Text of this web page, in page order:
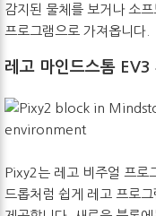
감지된 물체를 보거나 소
프로그램으로 가져옵니다.
레고 마인드스톰 EV3
Pixy2는 레고 비주얼 프로
드롭처럼 쉽게 레고 프로